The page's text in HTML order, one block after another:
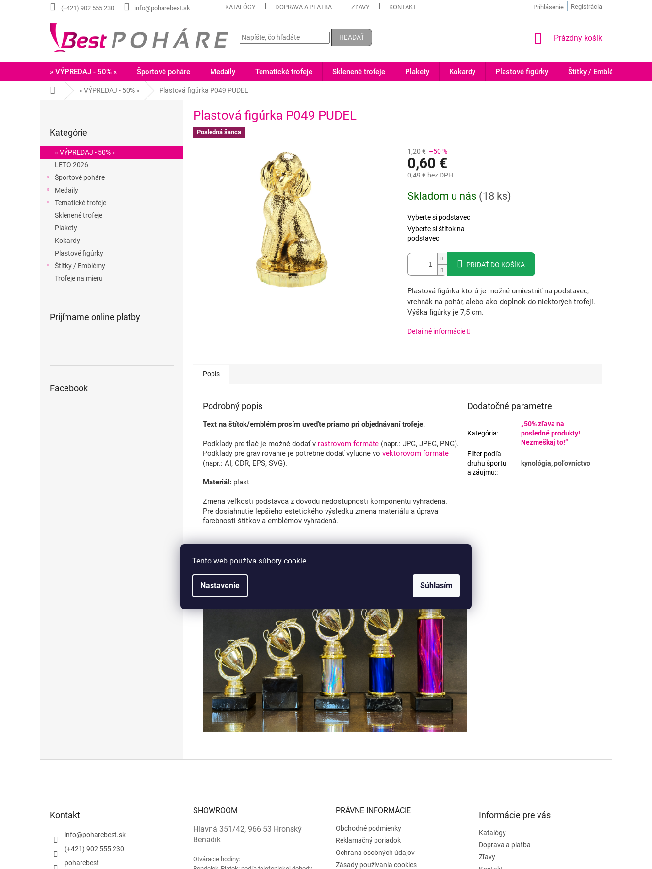
Tento web používa súbory cookie.
Nastavenie Súhlasím
na
(+421) 902 555 230 info@poharebest.sk KATALÓGY DOPRAVA A PLATBA ZĽAVY KONTAKT Registrácia
Prihlásenie
HĽADAŤ
NÁKUPNÝ
Prázdny košík
» VÝPREDAJ - 50% « Športové poháre Medaily Tematické trofeje Sklenené trofeje Plakety Kokardy Plastové figúrky Štítky / Emblémy
Domov» VÝPREDAJ - 50% « Plastová figúrka P049 PUDEL
ý
p
kategórie
Kategórie
» VÝPREDAJ - 50% «
LETO 2026
Športové poháre
Medaily
Tematické trofeje
Sklenené trofeje
Plakety
Kokardy
Plastové figúrky
Štítky / Emblémy
Trofeje na mieru
Prijímame online platby
Facebook
Plastová figúrka P049 PUDEL
Posledná šanca
1,20 € –50 %
0,60 €
0,49 € bez DPH
cena:
Skladom u nás (18 ks)
Vyberte si podstavec
Vyberte si štítok na
podstavec
PRIDAŤ DO KOŠÍKA
Plastová figúrka ktorú je možné umiestniť na podstavec,
vrchnák na pohár, alebo ako doplnok do niektorých trofejí.
Výška figúrky je 7,5 cm.
Detailné informácie
Popis
Podrobný popis
Text na štítok/emblém prosím uveďte priamo pri objednávaní trofeje.
Podklady pre tlač je možné dodať v rastrovom formáte (napr.: JPG, JPEG, PNG).
Podklady pre gravírovanie je potrebné dodať výlučne vo vektorovom formáte
(napr.: AI, CDR, EPS, SVG).
Materiál: plast
Zmena veľkosti podstavca z dôvodu nedostupnosti komponentu vyhradená.
Pre dosiahnutie lepšieho estetického výsledku zmena materiálu a úprava
farebnosti štítkov a emblémov vyhradená.
Dodatočné parametre
Kategória:
„50% zľava na
posledné produkty!
Nezmeškaj to!“
Filter podľa
druhu športu
a záujmu::
kynológia, poľovníctvo
Kontakt
info@poharebest.sk
(+421) 902 555 230
poharebest
SHOWROOM
Hlavná 351/42, 966 53 Hronský
Beňadik
Otváracie hodiny:
PRÁVNE INFORMÁCIE
Obchodné podmienky
Reklamačný poriadok
Ochrana osobných údajov
Zásady používania cookies
Informácie pre vás
Katalógy
Doprava a platba
Zľavy